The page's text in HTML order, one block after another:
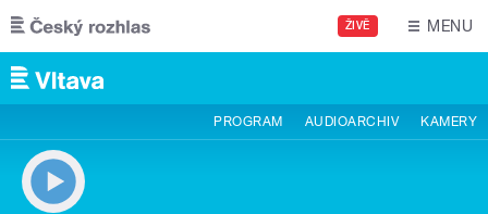
Přejít k hlavnímu obsahu
ŽIVĚ MENU
PROGRAM AUDIOARCHIV KAMERY